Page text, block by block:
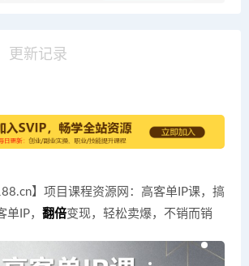
更新记录
】项目课程资源网：高客单IP课，搞
IP， 翻倍变现，轻松卖爆，不销而销